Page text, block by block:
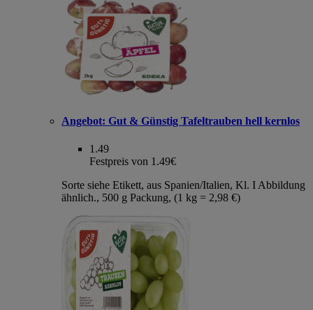
Angebot: Gut & Günstig Tafeltrauben hell kernlos
1.49
Festpreis von 1.49€
Sorte siehe Etikett, aus Spanien/Italien, Kl. I Abbildung
ähnlich., 500 g Packung, (1 kg = 2,98 €)